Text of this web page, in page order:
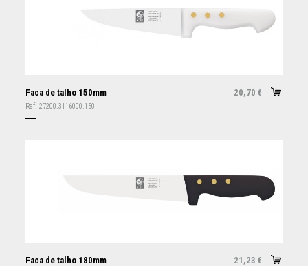
Faca de talho 150mm 20,70 €
Ref: 27200.3116000.150
Faca de talho 180mm 21,23 €